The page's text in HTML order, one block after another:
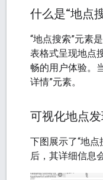
什么是“地点
“地点搜索”元素
表格式呈现地点
畅的用户体验。
详情”元素。
可视化地点
下图展示了“地
后，其详细信息